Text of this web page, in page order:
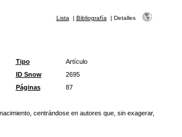
Lista | Bibliografía | Detalles
Tipo
Artículo
ID Snow
2695
Páginas
87
centrándose en autores que, sin exagerar,